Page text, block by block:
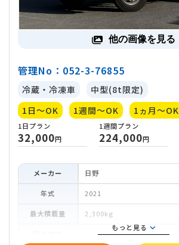
1日プラン 1週間プラン
224,000
他の画像を見る
管理No：052-3-76855
冷蔵・冷凍車
中型(8t限定)
1日～OK
1週間～OK 1ヵ月～OK
メーカー 日野
年式 2021
最大積載量 2,300kg
もっと見る